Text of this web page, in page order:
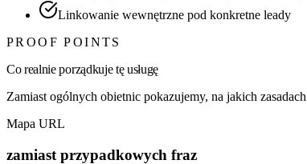
Linkowanie wewnętrzne pod konkretne leady
PROOF POINTS
Co realnie porządkuje tę usługę
Zamiast ogólnych obietnic pokazujemy, na jakich
Mapa URL
zamiast przypadkowych fraz